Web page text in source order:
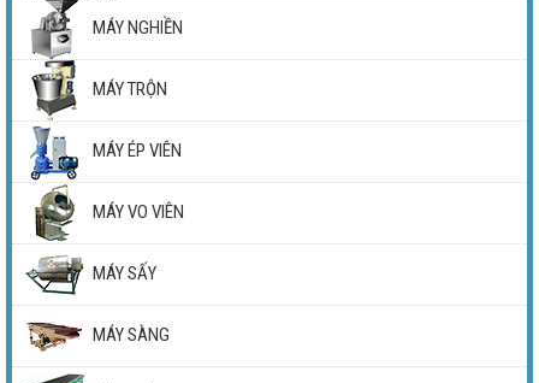
MÁY NGHIỀN
MÁY TRỘN
MÁY ÉP VIÊN
MÁY VO VIÊN
MÁY SẤY
MÁY SÀNG